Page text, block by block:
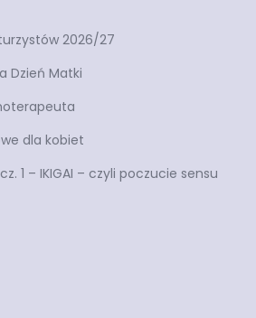
2026/27
Dzień Matki
dla kobiet
cz. 1 – IKIGAI – czyli poczucie sensu